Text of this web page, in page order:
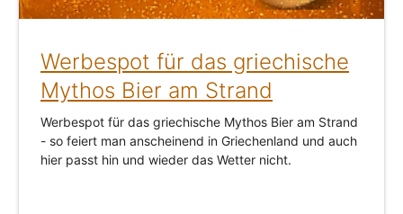
Werbespot für das griechische
Mythos Bier am Strand
Werbespot für das griechische Mythos Bier am Strand
- so feiert man anscheinend in Griechenland und auch
hier passt hin und wieder das Wetter nicht.